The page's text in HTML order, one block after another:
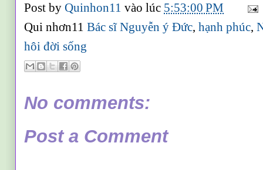
Post byQuinhon11vào lúc 5:53:00 PM
Qui nhơn11Bác sĩ Nguyễn ý Đức,hạnh phúc,
hôi đời sống
No comments:
Post a Comment